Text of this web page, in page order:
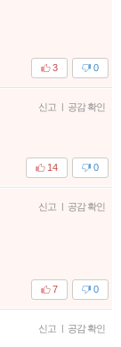
0
3
신고 | 공감 확인
0
14
신고 | 공감 확인
0
7
신고 | 공감 확인